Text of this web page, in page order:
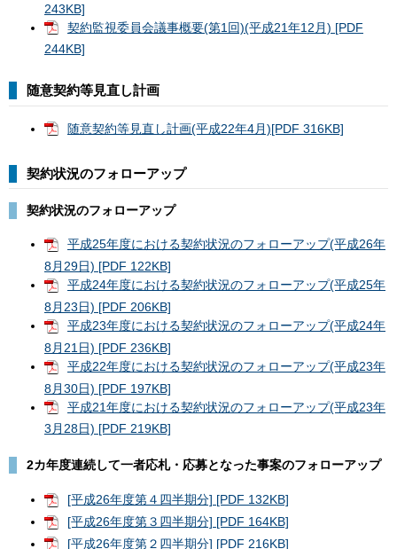
243KB]
契約監視委員会議事概要(第1回)(平成21年12月) [PDF
244KB]
随意契約等見直し計画
随意契約等見直し計画(平成22年4月)[PDF 316KB]
契約状況のフォローアップ
契約状況のフォローアップ
平成25年度における契約状況のフォローアップ(平成26年
8月29日) [PDF 122KB]
平成24年度における契約状況のフォローアップ(平成25年
8月23日) [PDF 206KB]
平成23年度における契約状況のフォローアップ(平成24年
8月21日) [PDF 236KB]
平成22年度における契約状況のフォローアップ(平成23年
8月30日) [PDF 197KB]
平成21年度における契約状況のフォローアップ(平成23年
3月28日) [PDF 219KB]
2カ年度連続して一者応札・応募となった事案のフォローアップ
[平成26年度第４四半期分] [PDF 132KB]
[平成26年度第３四半期分] [PDF 164KB]
[平成26年度第２四半期分] [PDF 216KB]